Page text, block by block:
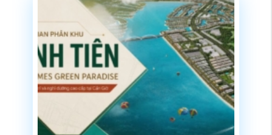
tư dòng tiền […]